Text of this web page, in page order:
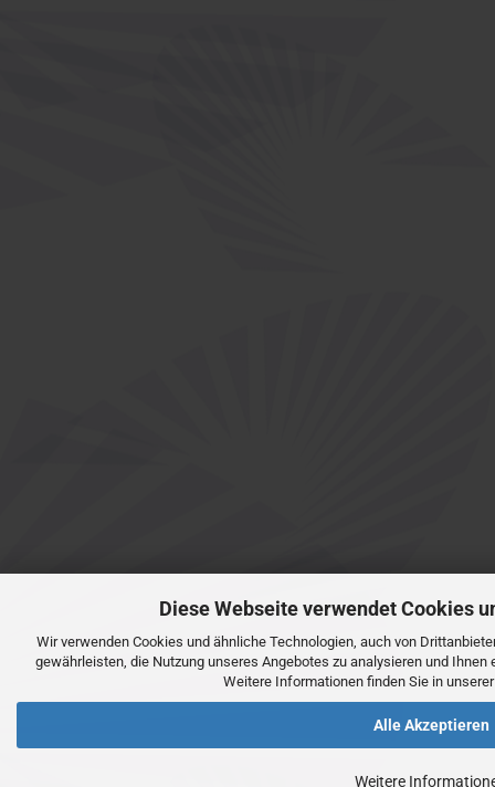
Diese Webseite verwendet Cookies
Wir verwenden Cookies und ähnliche Technologien, auch von
gewährleisten, die Nutzung unseres Angebotes zu analysieren und
Weitere Informationen finden Sie in
Alle Akzeptieren
Weitere